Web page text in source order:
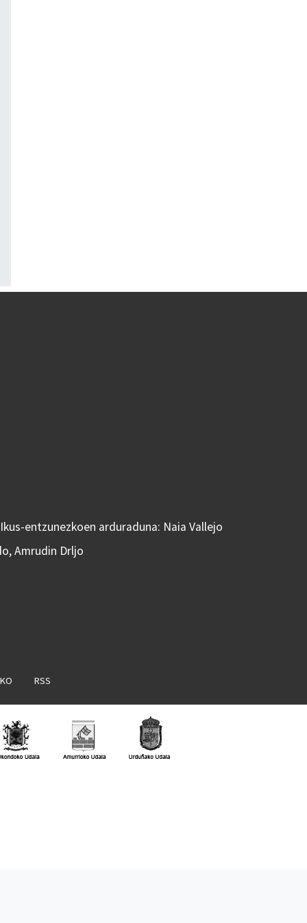
entzunezkoen arduraduna: Naia Vallejo
Amrudin Drljo
RSS